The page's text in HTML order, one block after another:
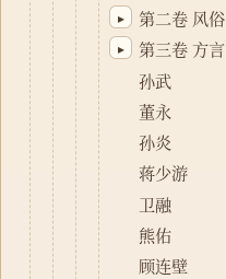
▸ 第二卷 风俗
▸
第三卷 方言
孙武
董永
孙炎
蒋少游
卫融
熊佑
顾连壁